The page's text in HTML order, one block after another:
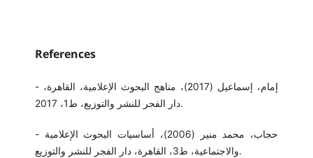
References
- إمام، إسماعيل (2017)، مناهج البحوث الإعلامية، القاهرة،
دار الفجر للنشر والتوزيع، ط1، 2017.
- حجاب، محمد منير (2006)، أساسيات البحوث الإعلامية
والاجتماعية، ط3، القاهرة، دار الفجر للنشر والتوزيع.